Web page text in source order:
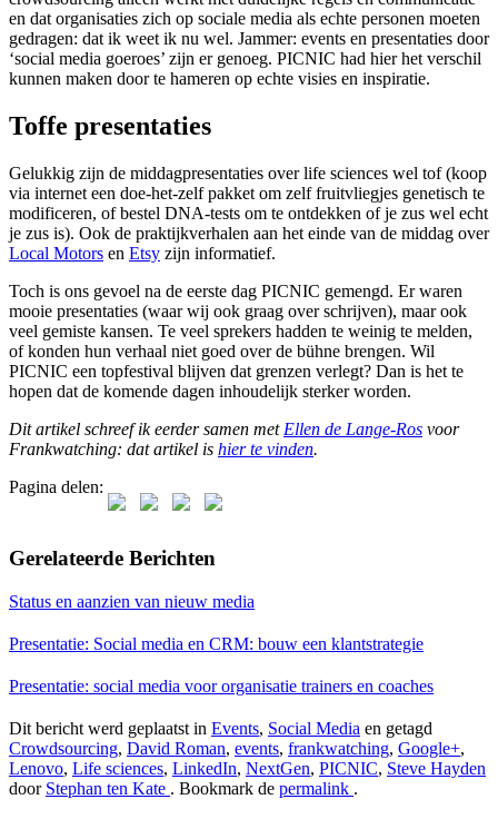
en dat organisaties zich op sociale media als echte personen moeten
gedragen: dat ik weet ik nu wel. Jammer: events en presentaties door
‘social media goeroes’ zijn er genoeg. PICNIC had hier het verschil
kunnen maken door te hameren op echte visies en inspiratie.
Toffe presentaties
Gelukkig zijn de middagpresentaties over life sciences wel tof (koop
via internet een doe-het-zelf pakket om zelf fruitvliegjes genetisch te
modificeren, of bestel DNA-tests om te ontdekken of je zus wel echt
je zus is). Ook de praktijkverhalen aan het einde van de middag over
Local Motors en Etsy zijn informatief.
Toch is ons gevoel na de eerste dag PICNIC gemengd. Er waren
mooie presentaties (waar wij ook graag over schrijven), maar ook
veel gemiste kansen. Te veel sprekers hadden te weinig te melden,
of konden hun verhaal niet goed over de bühne brengen. Wil
PICNIC een topfestival blijven dat grenzen verlegt? Dan is het te
hopen dat de komende dagen inhoudelijk sterker worden.
Dit artikel schreef ik eerder samen met Ellen de Lange-Ros voor
Frankwatching: dat artikel is hier te vinden.
Pagina delen:
Gerelateerde Berichten
Status en aanzien van nieuw media
Presentatie: Social media en CRM: bouw een klantstrategie
Presentatie: social media voor organisatie trainers en coaches
Dit bericht werd geplaatst in Events, Social Media en getagd
Crowdsourcing, David Roman, events, frankwatching, Google+,
Lenovo, Life sciences, LinkedIn, NextGen, PICNIC, Steve Hayden
door Stephan ten Kate . Bookmark de permalink .